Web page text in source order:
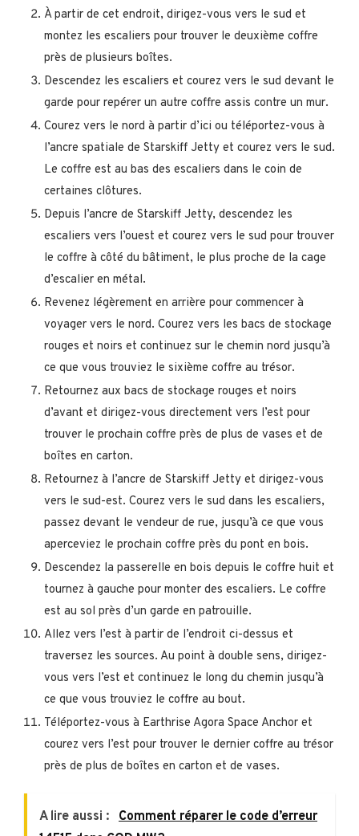
À partir de cet endroit, dirigez-vous vers le sud et
montez les escaliers pour trouver le deuxième coffre
près de plusieurs boîtes.
Descendez les escaliers et courez vers le sud devant le
garde pour repérer un autre coffre assis contre un mur.
Courez vers le nord à partir d’ici ou téléportez-vous à
l’ancre spatiale de Starskiff Jetty et courez vers le sud.
Le coffre est au bas des escaliers dans le coin de
certaines clôtures.
Depuis l’ancre de Starskiff Jetty, descendez les
escaliers vers l’ouest et courez vers le sud pour trouver
le coffre à côté du bâtiment, le plus proche de la cage
d’escalier en métal.
Revenez légèrement en arrière pour commencer à
voyager vers le nord. Courez vers les bacs de stockage
rouges et noirs et continuez sur le chemin nord jusqu’à
ce que vous trouviez le sixième coffre au trésor.
Retournez aux bacs de stockage rouges et noirs
d’avant et dirigez-vous directement vers l’est pour
trouver le prochain coffre près de plus de vases et de
boîtes en carton.
Retournez à l’ancre de Starskiff Jetty et dirigez-vous
vers le sud-est. Courez vers le sud dans les escaliers,
passez devant le vendeur de rue, jusqu’à ce que vous
aperceviez le prochain coffre près du pont en bois.
Descendez la passerelle en bois depuis le coffre huit et
tournez à gauche pour monter des escaliers. Le coffre
est au sol près d’un garde en patrouille.
Allez vers l’est à partir de l’endroit ci-dessus et
traversez les sources. Au point à double sens, dirigez-
vous vers l’est et continuez le long du chemin jusqu’à
ce que vous trouviez le coffre au bout.
Téléportez-vous à Earthrise Agora Space Anchor et
courez vers l’est pour trouver le dernier coffre au trésor
près de plus de boîtes en carton et de vases.
A lire aussi :
Comment réparer le code d’erreur